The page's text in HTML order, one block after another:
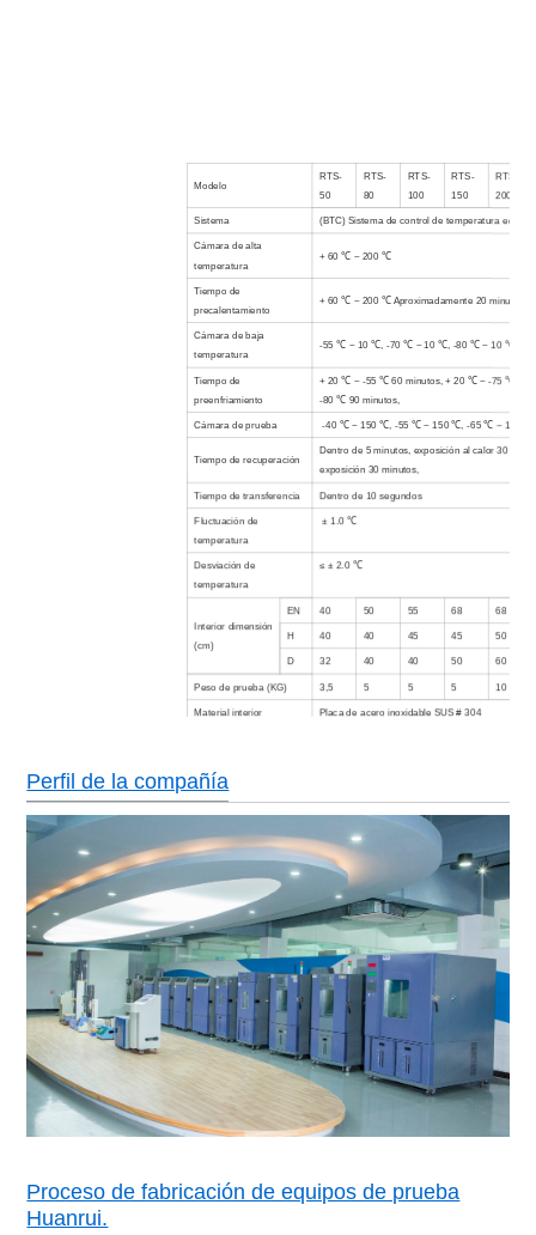
Modelo
RTS-
50
RTS-
80
RTS-
100
RTS-
150
RTS-
200
Sistema (BTC) Sistema de control de temperatura
Cámara de alta
temperatura
+ 60 ℃ ~ 200 ℃
Tiempo de
precalentamiento
+ 60 ℃ ~ 200 ℃ Aproximadamente 20 minutos
Cámara de baja
temperatura
-55 ℃ ~ 10 ℃, -70 ℃ ~ 10 ℃, -80 ℃ ~ 10 ℃
Tiempo de
preenfriamiento
+ 20 ℃ ~ -55 ℃ 60 minutos, + 20 ℃ ~ -75 ℃ 75
-80 ℃ 90 minutos,
Cámara de prueba -40 ℃ ~ 150 ℃, -55 ℃ ~ 150 ℃, -65 ℃ ~ 150 ℃
Tiempo de recuperación
Dentro de 5 minutos, exposición al calor 30
exposición 30 minutos,
Tiempo de transferencia Dentro de 10 segundos
Fluctuación de
temperatura
± 1.0 ℃
Desviación de
temperatura
≤ ± 2.0 ℃
Interior dimensión
(cm)
EN 40 50 55 68 68
H 40 40 45 45 50
D 32 40 40 50 60
Peso de prueba (KG) 3,5 5 5 5 10
Material interior Placa de acero inoxidable SUS # 304
Carga de soporte de piso
Sistema de refrigeración
Refrigerado por aire (el tipo refrigerado por agua
Tipo de cascada, compresor hermético /
refrigerante libre de CFC
Controlador
Pantalla LCD a color en inglés / chino, función
comunicación
Dispositivos de
seguridad
Sin interruptor de alambre de soldadura,
sobrecalentamiento y sobrecorriente del
contra sobrecalentamiento, protección contra
ventilador, protector de máquina de
protección contra agua baja, sistema de
Poder AC380 ± 10% 50HZ trifásico 4 cables + cables
Perfil de la compañía
Proceso de fabricación de equipos de prueba
Huanrui.